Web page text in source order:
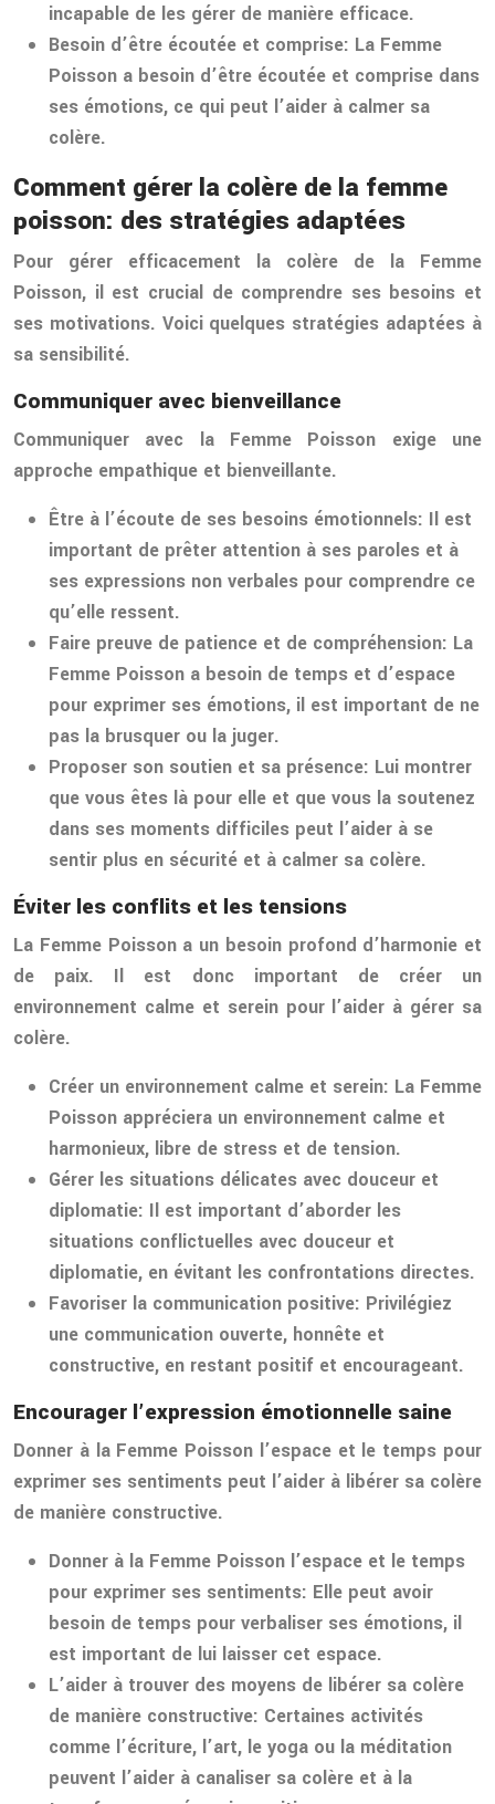
incapable de les gérer de manière efficace.
Besoin d’être écoutée et comprise: La Femme
Poisson a besoin d’être écoutée et comprise dans
ses émotions, ce qui peut l’aider à calmer sa
colère.
Comment gérer la colère de la femme
poisson: des stratégies adaptées
Pour gérer efficacement la colère de la Femme
Poisson, il est crucial de comprendre ses besoins et
ses motivations. Voici quelques stratégies adaptées à
sa sensibilité.
Communiquer avec bienveillance
Communiquer avec la Femme Poisson exige une
approche empathique et bienveillante.
Être à l’écoute de ses besoins émotionnels: Il est
important de prêter attention à ses paroles et à
ses expressions non verbales pour comprendre ce
qu’elle ressent.
Faire preuve de patience et de compréhension: La
Femme Poisson a besoin de temps et d’espace
pour exprimer ses émotions, il est important de ne
pas la brusquer ou la juger.
Proposer son soutien et sa présence: Lui montrer
que vous êtes là pour elle et que vous la soutenez
dans ses moments difficiles peut l’aider à se
sentir plus en sécurité et à calmer sa colère.
Éviter les conflits et les tensions
La Femme Poisson a un besoin profond d’harmonie et
de paix. Il est donc important de créer un
environnement calme et serein pour l’aider à gérer sa
colère.
Créer un environnement calme et serein: La Femme
Poisson appréciera un environnement calme et
harmonieux, libre de stress et de tension.
Gérer les situations délicates avec douceur et
diplomatie: Il est important d’aborder les
situations conflictuelles avec douceur et
diplomatie, en évitant les confrontations directes.
Favoriser la communication positive: Privilégiez
une communication ouverte, honnête et
constructive, en restant positif et encourageant.
Encourager l’expression émotionnelle saine
Donner à la Femme Poisson l’espace et le temps pour
exprimer ses sentiments peut l’aider à libérer sa colère
de manière constructive.
Donner à la Femme Poisson l’espace et le temps
pour exprimer ses sentiments: Elle peut avoir
besoin de temps pour verbaliser ses émotions, il
est important de lui laisser cet espace.
L’aider à trouver des moyens de libérer sa colère
de manière constructive: Certaines activités
comme l’écriture, l’art, le yoga ou la méditation
peuvent l’aider à canaliser sa colère et à la